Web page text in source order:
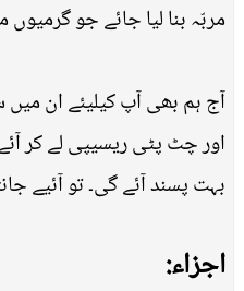
مربّہ بنا لیا جائے جو
آج ہم بھی آپ کیلیئے ان
اور چٹ پٹی ریسیپی لے کر
بہت پسند آئے گی۔ تو آئیے
اجزاء: